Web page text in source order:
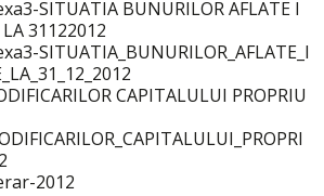
SITUATIA BUNURILOR AFLATE I
31122012
SITUATIA_BUNURILOR_AFLATE_I
CAPITALULUI PROPRIU
2012